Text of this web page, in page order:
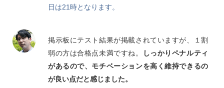
日は21時となります。
掲示板にテスト結果が掲載されていますが、１割
弱の方は合格点未満ですね。
しっかりペナルティ
があるので、モチベーションを高く維持できるの
が良い点だと感じました。